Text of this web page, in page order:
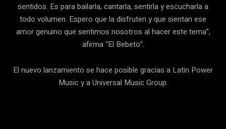
sentidos. Es para bailarla, cantarla, sentirla y escucharla a
todo volumen. Espero que la disfruten y que sientan ese
amor genuino que sentimos nosotros al hacer este tema”,
afirma “El Bebeto”.
El nuevo lanzamiento se hace posible gracias a Latin Power
Music y a Universal Music Group.